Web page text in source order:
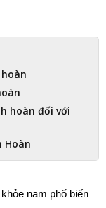
hoàn đối với
Hoàn
nam phổ biến